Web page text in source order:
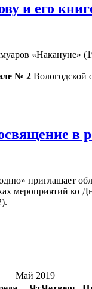
и его
«Накануне»
№ 2 Вологодской
в
мероприятий ко
Май 2019